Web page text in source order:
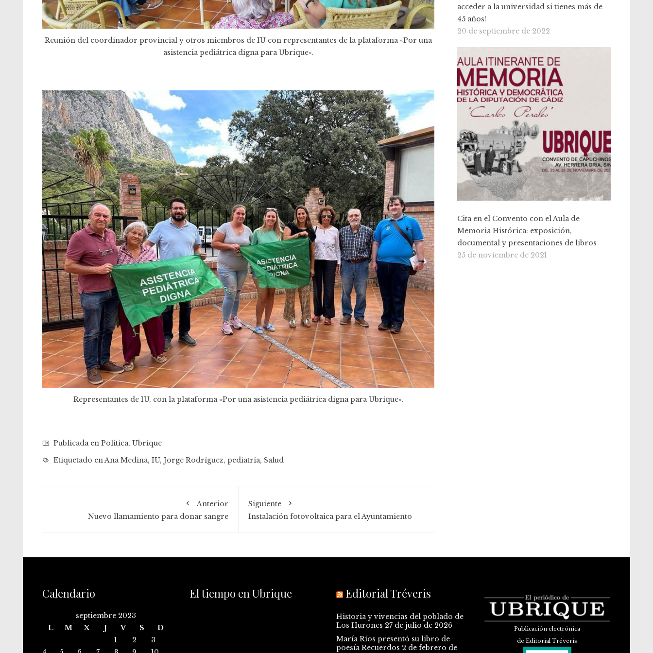
Reunión del coordinador provincial y otros miembros de IU con representantes de la plataforma «Por una
asistencia pediátrica digna para Ubrique».
Representantes de IU, con la plataforma «Por una asistencia pediátrica digna para Ubrique».
Publicada en Política, Ubrique
Etiquetado enAna Medina, IU, Jorge Rodríguez, pediatría, Salud
Anterior
Nuevo llamamiento para donar sangre
Siguiente
Instalación fotovoltaica para el Ayuntamiento
acceder a la universidad si tienes más de
45 años!
20 de septiembre de 2022
Cita en el Convento con el Aula de
Memoria Histórica: exposición,
documental y presentaciones de libros
25 de noviembre de 2021
Calendario
septiembre 2023
L
M X J V S
D
1
2
3
El tiempo en Ubrique Editorial Tréveris
Historia y vivencias del poblado de
Los Hurones 27 de julio de 2026
María Ríos presentó su libro de
poesía Recuerdos 2 de febrero de
Publicación electrónica
de Editorial Tréveris